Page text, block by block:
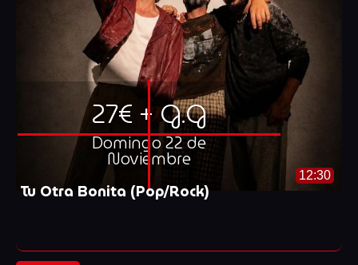
27€ + G.G
Domingo 22 de
Noviembre
12:30
Tu Otra Bonita (Pop/Rock)